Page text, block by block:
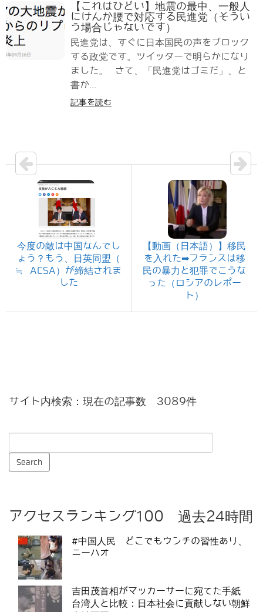
【これはひどい】地震の最中、一般人
にけんか腰で対応する民進党（そうい
う場合じゃないです）
民進党は、すぐに日本国民の声をブロック
する政党です。ツイッターで明らかになり
ました。 さて、「民進党はゴミだ」、と
書か...
記事を読む
今度の敵は中国なんでし
ょう？もう、日英同盟（
≒ ACSA）が締結されま
した
【動画（日本語）】移民
を入れた➡フランスは移
民の暴力と犯罪でこうな
った（ロシアのレポー
ト）
サイト内検索：現在の記事数 3089件
アクセスランキング100 過去24時間
#中国人民 どこでもウンチの習性あり、
ニーハオ
吉田茂首相がマッカーサーに宛てた手紙
台湾人と比較：日本社会に貢献しない朝鮮